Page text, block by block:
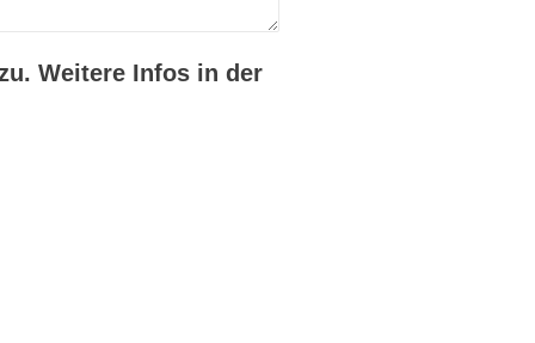
Weitere Infos in der